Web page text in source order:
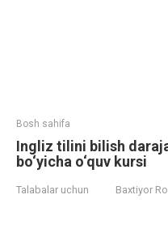
Bosh sahifa
Ingliz tilini bilish
bo‘yicha o‘quv kursi
Talabalar uchun Baxtiyor